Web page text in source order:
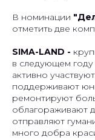
В номинации
отметить две
SIMA-LAND -
в следующем году
активно
поддерживают
ремонтируют
облагораживают
отправляют
много добра